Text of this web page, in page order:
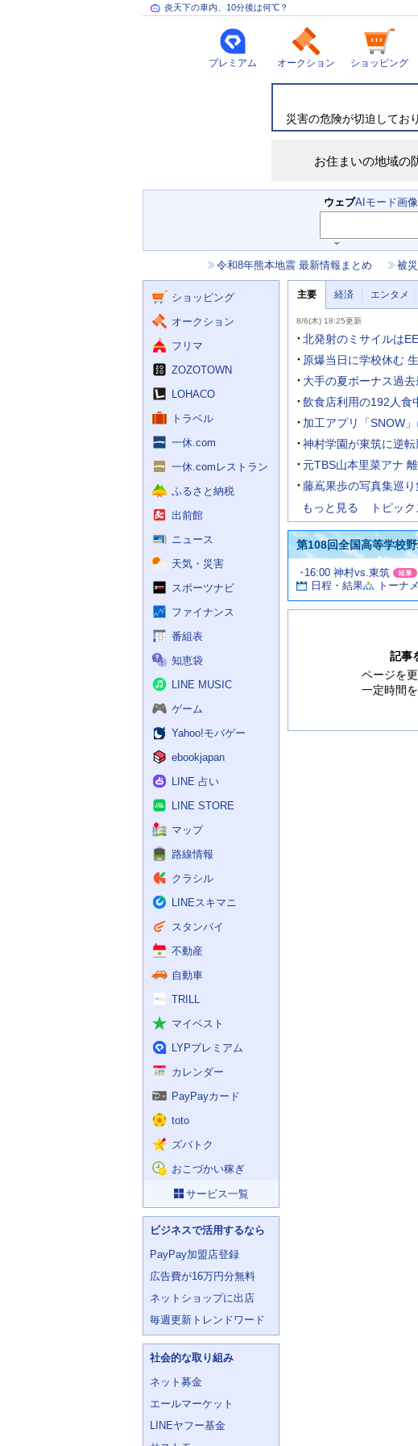
炎天下の車内、10分後は何℃？
プレミアム オークション ショッピング
災
災害の危険が切迫してお
お住まいの地域の
検
索
ウェブAIモード画像
ワ
ー
力
補
助
を
開
く
せ
令和8年熊本地震 最新情報まとめ 被
ビ
ショッピング
オークション
フリマ
ZOZOTOWN
LOHACO
トラベル
一休.com
一休.comレストラン
ふるさと納税
出前館
ニュース
天気・災害
スポーツナビ
ファイナンス
番組表
知恵袋
LINE MUSIC
ゲーム
Yahoo!モバゲー
ebookjapan
LINE 占い
LINE STORE
マップ
路線情報
クラシル
LINEスキマニ
スタンバイ
不動産
自動車
TRILL
マイベスト
LYPプレミアム
カレンダー
PayPayカード
toto
ズバトク
おこづかい稼ぎ
サービス一覧
ビジネスで活用するなら
PayPay加盟店登録
広告費が16万円分無料
ネットショップに出店
毎週更新トレンドワード
社会的な取り組み
ネット募金
エールマーケット
LINEヤフー基金
ュ
ス
主要 経済 エンタメ
要
ニ
ー
8/6(木) 18:25更新
北発射のミサイルは
原爆当日に学校休む
大手の夏ボーナス過
飲食店利用の192人食
加工アプリ「SNOW
神村学園が東筑に逆転
元TBS山本里菜アナ
藤嶌果歩の写真集巡り
もっと見る トピッ
第108回全国高等学校
試
合
情
16:00 神村vs.東筑
日程・結果
トーナ
お
す
す
記事
ページを
一定時間